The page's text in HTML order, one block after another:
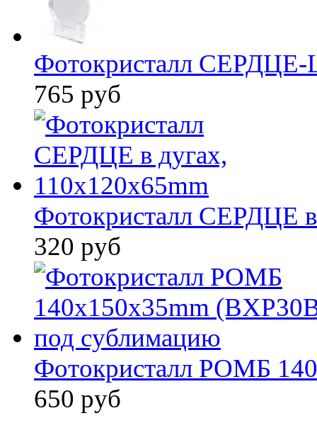
Фотокристалл СЕРДЦЕ-
765 руб
Фотокристалл СЕРДЦЕ
320 руб
Фотокристалл РОМБ
650 руб